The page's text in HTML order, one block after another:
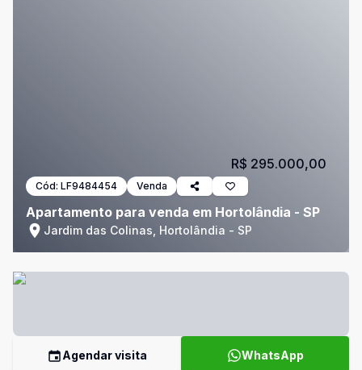
Cód: LF9484454 Venda
Apartamento para venda em Hortolândia - SP
Jardim das Colinas, Hortolândia - SP
R$ 295.000,00
Agendar visita WhatsApp